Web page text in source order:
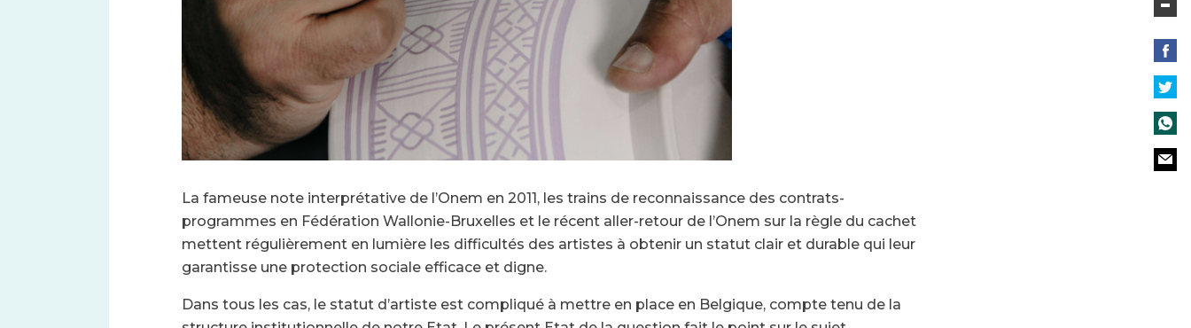
La fameuse note interprétative de l’Onem en 2011, les trains de reconnaissance des contrats-
programmes en Fédération Wallonie-Bruxelles et le récent aller-retour de l’Onem sur la règle du cachet
mettent régulièrement en lumière les difficultés des artistes à obtenir un statut clair et durable qui leur
garantisse une protection sociale efficace et digne.
Dans tous les cas, le statut d’artiste est compliqué à mettre en place en Belgique, compte tenu de la